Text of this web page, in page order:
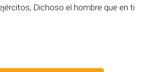
Dichoso el hombre que en ti